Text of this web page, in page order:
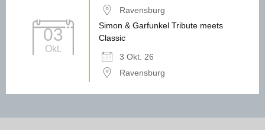
Ravensburg
03
Okt.
Simon & Garfunkel Tribute meets
Classic
3 Okt. 26
Ravensburg